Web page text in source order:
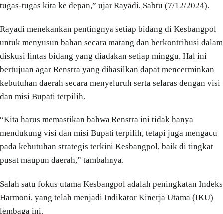
tugas-tugas kita ke depan,” ujar Rayadi, Sabtu (7/12/2024).
Rayadi menekankan pentingnya setiap bidang di Kesbangpol
untuk menyusun bahan secara matang dan berkontribusi dalam
diskusi lintas bidang yang diadakan setiap minggu. Hal ini
bertujuan agar Renstra yang dihasilkan dapat mencerminkan
kebutuhan daerah secara menyeluruh serta selaras dengan visi
dan misi Bupati terpilih.
“Kita harus memastikan bahwa Renstra ini tidak hanya
mendukung visi dan misi Bupati terpilih, tetapi juga mengacu
pada kebutuhan strategis terkini Kesbangpol, baik di tingkat
pusat maupun daerah,” tambahnya.
Salah satu fokus utama Kesbangpol adalah peningkatan Indeks
Harmoni, yang telah menjadi Indikator Kinerja Utama (IKU)
lembaga ini.